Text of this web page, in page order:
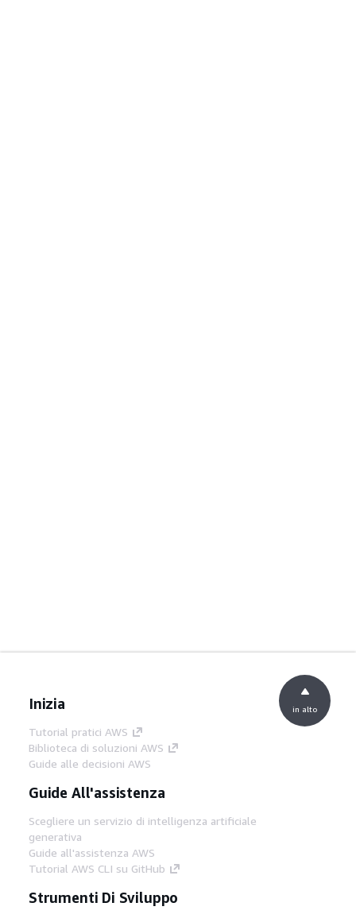
Inizia
Tutorial pratici AWS
Biblioteca di soluzioni AWS
Guide alle decisioni AWS
Guide All'assistenza
Scegliere un servizio di intelligenza artificiale
generativa
Guide all'assistenza AWS
Tutorial AWS CLI su GitHub
Strumenti Di Sviluppo
in alto